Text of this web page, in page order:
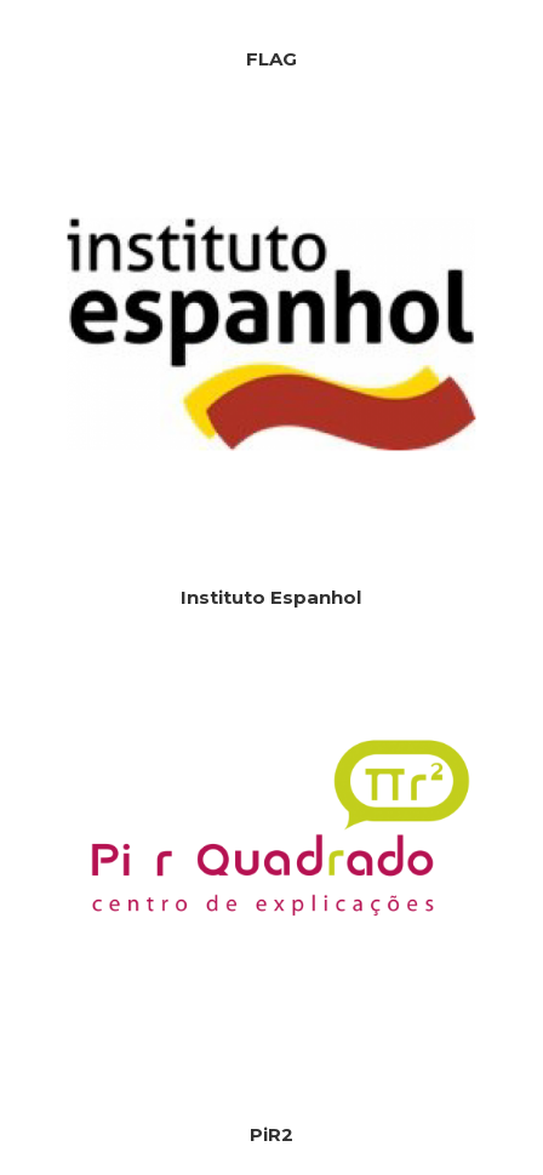
FLAG
Instituto Espanhol
PiR2